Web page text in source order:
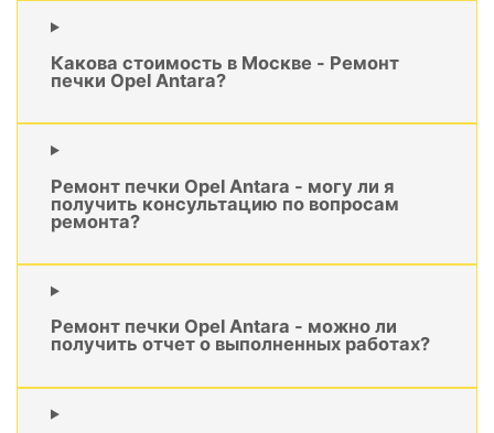
Какова стоимость в Москве - Ремонт
печки Opel Antara?
Ремонт печки Opel Antara - могу ли я
получить консультацию по вопросам
ремонта?
Ремонт печки Opel Antara - можно ли
получить отчет о выполненных работах?